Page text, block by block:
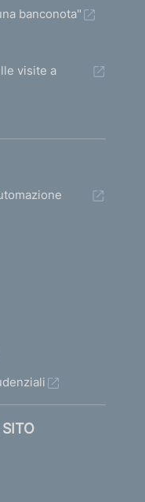
banconota"
visite a